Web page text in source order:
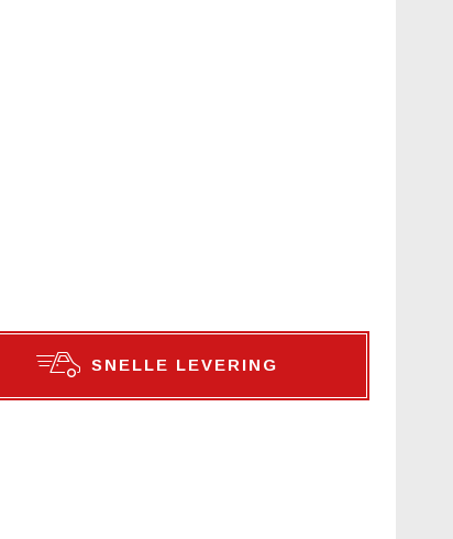
SNELLE LEVERING